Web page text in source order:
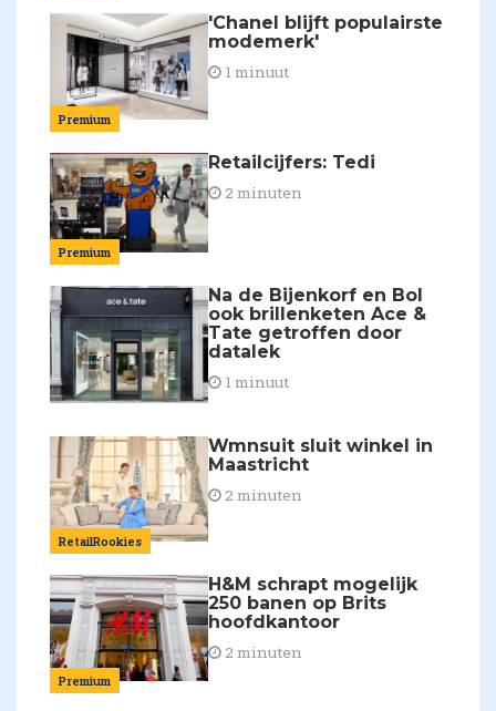
Premium
'Chanel blijft populairste
modemerk'
1 minuut
Premium
Retailcijfers: Tedi
2 minuten
Na de Bijenkorf en Bol
ook brillenketen Ace &
Tate getroffen door
datalek
1 minuut
RetailRookies
Wmnsuit sluit winkel in
Maastricht
2 minuten
Premium
H&M schrapt mogelijk
250 banen op Brits
hoofdkantoor
2 minuten